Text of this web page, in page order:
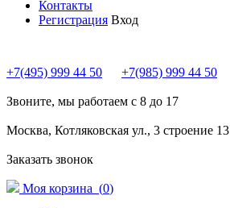
Контакты
Регистрация Вход
+7(495) 999 44 50 +7(985) 999 44 50
Звоните, мы работаем с 8 до 17
Москва, Котляковская ул., 3 строение 13
Заказать звонок
Моя корзина (0)